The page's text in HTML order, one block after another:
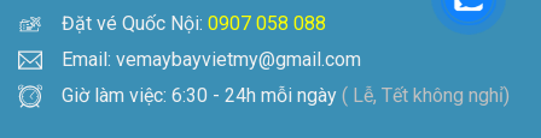
Đặt vé Quốc Nội: 0907 058 088
Email: vemaybayvietmy@gmail.com
Giờ làm việc: 6:30 - 24h mỗi ngày ( Lễ, Tết không nghỉ)